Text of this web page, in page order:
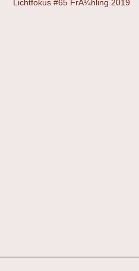
Lichtfokus #65 FrÃ¼hling 2019